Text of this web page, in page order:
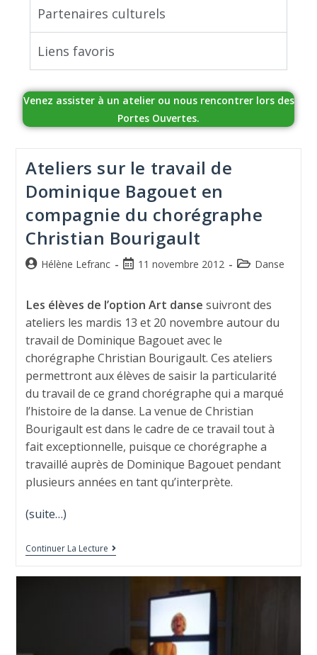
Partenaires culturels
Liens favoris
Venez assister à un atelier ou nous rencontrer lors des
Portes Ouvertes.
Ateliers sur le travail de
Dominique Bagouet en
compagnie du chorégraphe
Christian Bourigault
Hélène Lefranc 11 novembre 2012 Danse
Les élèves de l’option Art danse suivront des
ateliers les mardis 13 et 20 novembre autour du
travail de Dominique Bagouet avec le
chorégraphe Christian Bourigault. Ces ateliers
permettront aux élèves de saisir la particularité
du travail de ce grand chorégraphe qui a marqué
l’histoire de la danse. La venue de Christian
Bourigault est dans le cadre de ce travail tout à
fait exceptionnelle, puisque ce chorégraphe a
travaillé auprès de Dominique Bagouet pendant
plusieurs années en tant qu’interprète.
(suite…)
Continuer La Lecture